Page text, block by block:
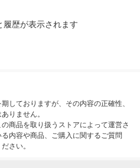
履歴が表示されます
しておりますが、その内容の正確性、
りません。
商品を取り扱うストアによって運営さ
内容や商品、ご購入に関するご質問
さい。